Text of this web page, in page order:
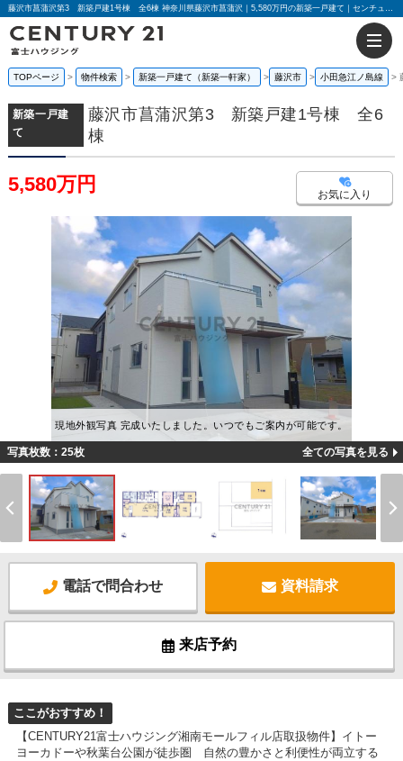
藤沢市菖蒲沢第3 新築戸建1号棟 全6棟 神奈川県藤沢市菖蒲沢｜5,580万円の新築一戸建て｜センチュリー21富士ハウジング
TOPページ 物件検索 新築一戸建て（新築一軒家） 藤沢市 小田急江ノ島線
新築一戸建
て
藤沢市菖蒲沢第3 新築戸建1号棟 全6
棟
5,580万円 お気に入り
現地外観写真 完成いたしました。いつでもご案内が可能です。
写真枚数：25枚 全ての写真を見る
電話で問合わせ 資料請求
来店予約
ここがおすすめ！
【CENTURY21富士ハウジング湘南モールフィル店取扱物件】イトー
ヨーカドーや秋葉台公園が徒歩圏 自然の豊かさと利便性が両立する